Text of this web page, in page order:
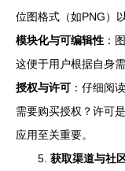
位图格式（如PNG）
模块化与可编辑性 ：
这便于用户根据自身
授权与许可 ：仔细阅
需要购买授权？许可
应用至关重要。
5. 获取渠道与社